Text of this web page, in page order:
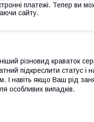
платежі. Тепер ви
сайту.
різновид краваток
підкреслити статус і
І навіть якщо Ваш рід
особливих випадків.